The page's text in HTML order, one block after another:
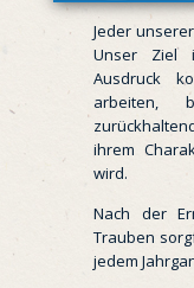
Jeder
Unser Ziel
Ausdruck
arbeiten,
ihrem
wird.
Nach der
Trauben
jedem